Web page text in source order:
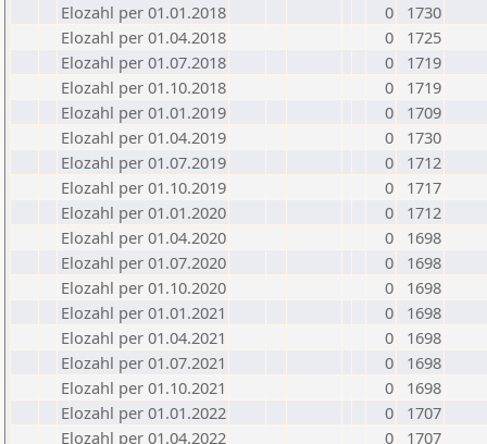
Elozahl per 01.01.2018
0
1730
Elozahl per 01.04.2018
0
1725
Elozahl per 01.07.2018
0
1719
Elozahl per 01.10.2018
0
1719
Elozahl per 01.01.2019
0
1709
Elozahl per 01.04.2019
0
1730
Elozahl per 01.07.2019
0
1712
Elozahl per 01.10.2019
0
1717
Elozahl per 01.01.2020
0
1712
Elozahl per 01.04.2020
0
1698
Elozahl per 01.07.2020
0
1698
Elozahl per 01.10.2020
0
1698
Elozahl per 01.01.2021
0
1698
Elozahl per 01.04.2021
0
1698
Elozahl per 01.07.2021
0
1698
Elozahl per 01.10.2021
0
1698
Elozahl per 01.01.2022
0
1707
Elozahl per 01.04.2022
0
1707